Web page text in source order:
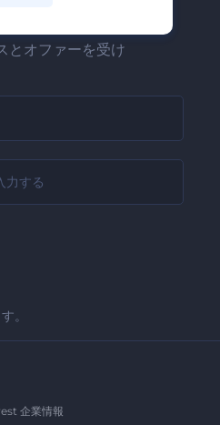
とオファーを受け
。
企業情報